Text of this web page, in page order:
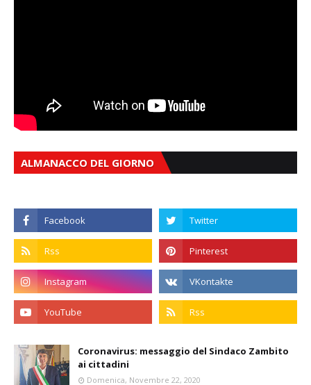
ALMANACCO DEL GIORNO
Coronavirus: messaggio del Sindaco Zambito
ai cittadini
Domenica, Novembre 22, 2020